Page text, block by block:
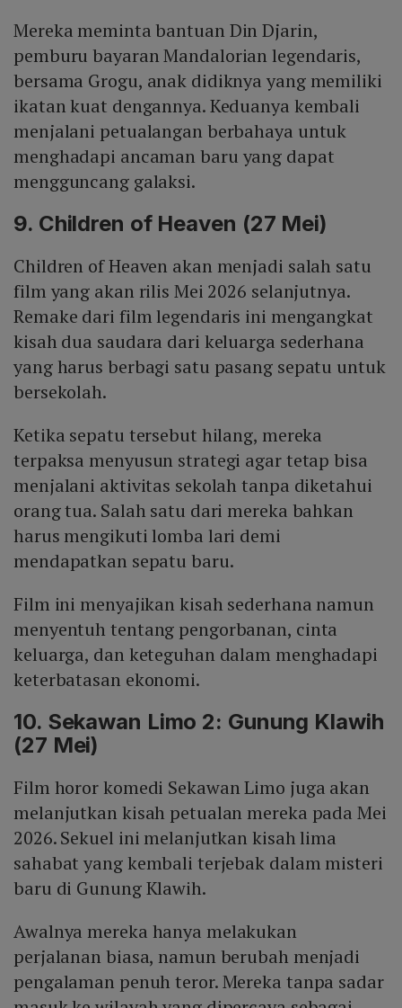
Mereka meminta bantuan Din Djarin,
pemburu bayaran Mandalorian legendaris,
bersama Grogu, anak didiknya yang memiliki
ikatan kuat dengannya. Keduanya kembali
menjalani petualangan berbahaya untuk
menghadapi ancaman baru yang dapat
mengguncang galaksi.
9. Children of Heaven (27 Mei)
Children of Heaven akan menjadi salah satu
film yang akan rilis Mei 2026 selanjutnya.
Remake dari film legendaris ini mengangkat
kisah dua saudara dari keluarga sederhana
yang harus berbagi satu pasang sepatu untuk
bersekolah.
Ketika sepatu tersebut hilang, mereka
terpaksa menyusun strategi agar tetap bisa
menjalani aktivitas sekolah tanpa diketahui
orang tua. Salah satu dari mereka bahkan
harus mengikuti lomba lari demi
mendapatkan sepatu baru.
Film ini menyajikan kisah sederhana namun
menyentuh tentang pengorbanan, cinta
keluarga, dan keteguhan dalam menghadapi
keterbatasan ekonomi.
10. Sekawan Limo 2: Gunung Klawih
(27 Mei)
Film horor komedi Sekawan Limo juga akan
melanjutkan kisah petualan mereka pada Mei
2026. Sekuel ini melanjutkan kisah lima
sahabat yang kembali terjebak dalam misteri
baru di Gunung Klawih.
Awalnya mereka hanya melakukan
perjalanan biasa, namun berubah menjadi
pengalaman penuh teror. Mereka tanpa sadar